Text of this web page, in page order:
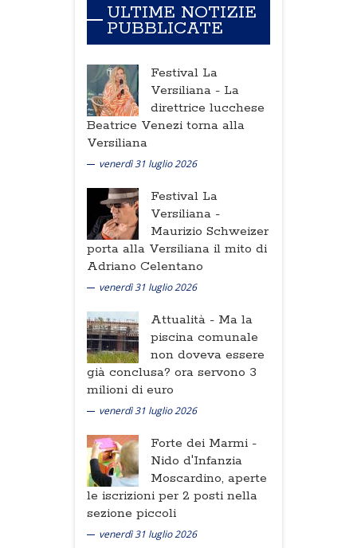
ULTIME NOTIZIE
PUBBLICATE
Festival La
Versiliana - La
direttrice lucchese
Beatrice Venezi torna alla
Versiliana
venerdì 31 luglio 2026
Festival La
Versiliana -
Maurizio Schweizer
porta alla Versiliana il mito di
Adriano Celentano
venerdì 31 luglio 2026
Attualità - Ma la
piscina comunale
non doveva essere
già conclusa? ora servono 3
milioni di euro
venerdì 31 luglio 2026
Forte dei Marmi -
Nido d'Infanzia
Moscardino, aperte
le iscrizioni per 2 posti nella
sezione piccoli
venerdì 31 luglio 2026